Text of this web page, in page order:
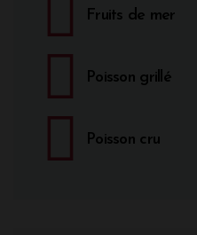
Fruits de mer
Poisson grillé
Poisson cru